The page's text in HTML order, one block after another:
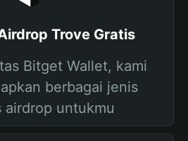
Trove Gratis
Bitget Wallet, kami
berbagai jenis
airdrop untukmu